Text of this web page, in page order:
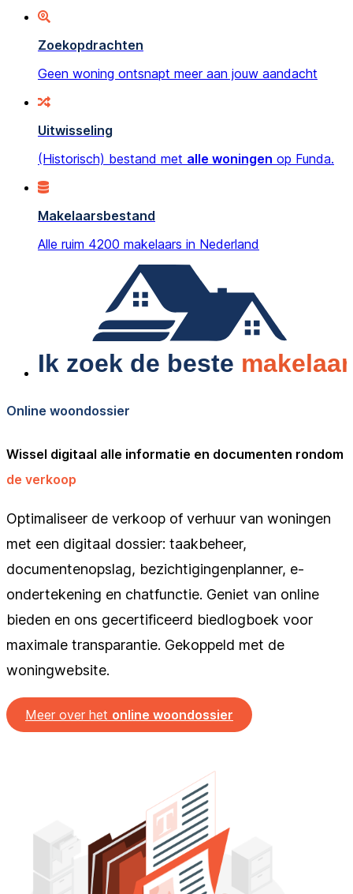
Zoekopdrachten
Geen woning ontsnapt meer aan jouw aandacht
Uitwisseling
(Historisch) bestand met alle woningen op Funda.
Makelaarsbestand
Alle ruim 4200 makelaars in Nederland
Online woondossier
Wissel digitaal alle informatie en documenten rondom
de verkoop
Optimaliseer de verkoop of verhuur van woningen
met een digitaal dossier: taakbeheer,
documentenopslag, bezichtigingenplanner, e-
ondertekening en chatfunctie. Geniet van online
bieden en ons gecertificeerd biedlogboek voor
maximale transparantie. Gekoppeld met de
woningwebsite.
Meer over het online woondossier